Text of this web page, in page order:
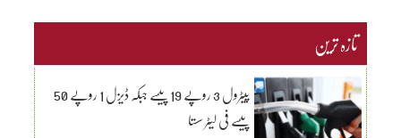
تازہ ترین
پیٹرول 3 روپے 19 پیسے جبکہ ڈیزل 1 روپے 50
پیسے فی لیٹر سستا